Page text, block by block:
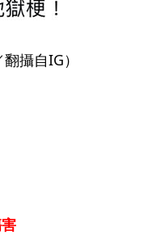
攝自IG）